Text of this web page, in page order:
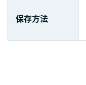
保存方法